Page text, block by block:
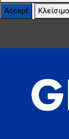
Accept